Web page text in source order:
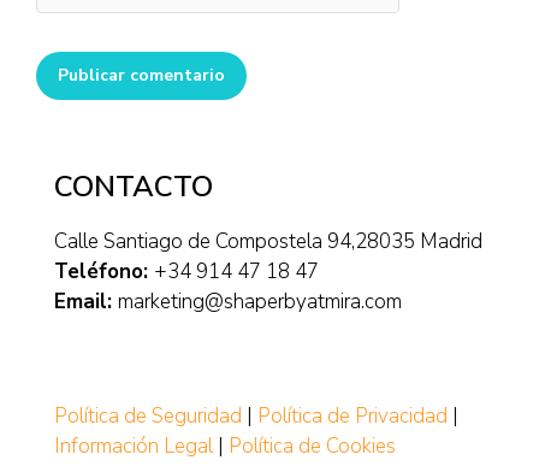
Publicar comentario
CONTACTO
Calle Santiago de Compostela 94,28035 Madrid
Teléfono: +34 914 47 18 47
Email: marketing@shaperbyatmira.com
Política de Seguridad | Política de Privacidad |
Información Legal| Política de Cookies